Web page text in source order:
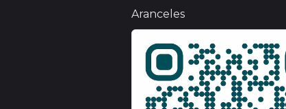
Aranceles